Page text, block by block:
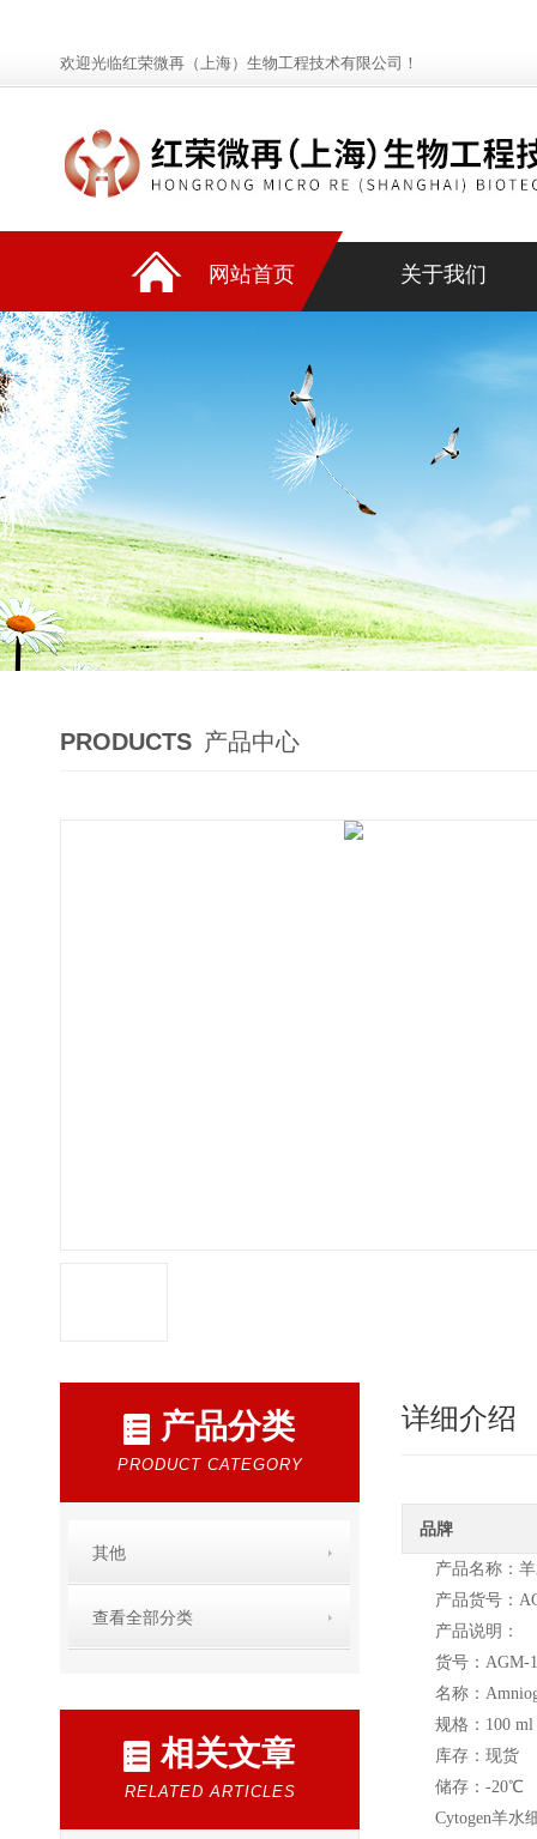
欢迎光临红荣微再（上海）生物工程技术有限公司！
网站首页 关于我们
PRODUCTS 产品中心
产品分类
PRODUCT CATEGORY
其他
查看全部分类
相关文章
RELATED ARTICLES
详细介绍
品牌
产品名称：
产品货号：
产品说明：
货号：AGM-
名称：
规格：100 ml
库存：现货
储存：-20℃
Cytogen羊水